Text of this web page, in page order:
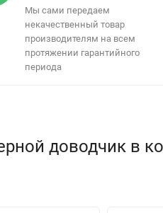
Мы сами передаем
некачественный товар
производителям на всем
протяжении гарантийного
периода
доводчик в